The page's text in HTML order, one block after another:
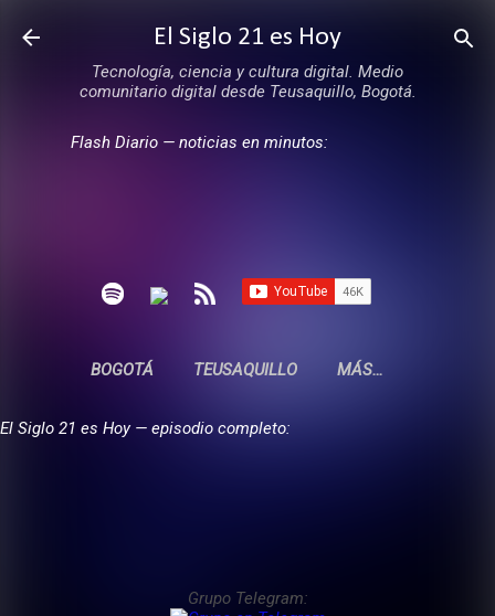
Ir al contenido principal
El Siglo 21 es Hoy
Tecnología, ciencia y cultura digital. Medio
comunitario digital desde Teusaquillo, Bogotá.
Flash Diario — noticias en minutos:
BOGOTÁ TEUSAQUILLO MÁS…
El Siglo 21 es Hoy — episodio completo:
Grupo Telegram: